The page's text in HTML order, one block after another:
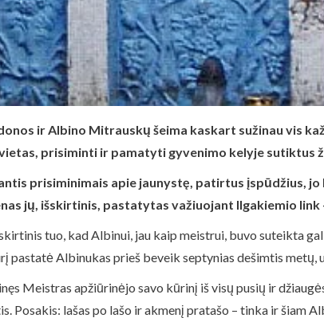
ir Albino Mitrauskų šeima kaskart sužinau vis
prisiminti ir pamatyti gyvenimo kelyje sutiktus
prisiminimais apie jaunystę, patirtus įspūdžius,
jų, išskirtinis, pastatytas važiuojant Ilgakiemio link
tuo, kad Albinui, jau kaip meistrui, buvo suteikta
pastatė Albinukas prieš beveik septynias dešimtis metų,
Meistras apžiūrinėjo savo kūrinį iš visų pusių ir
Posakis: lašas po lašo ir akmenį pratašo – tinka ir šiam